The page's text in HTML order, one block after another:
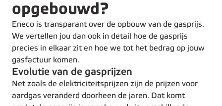
opgebouwd?
Eneco is transparant over de opbouw van de gasprijs.
We vertellen jou dan ook in detail hoe de gasprijs
precies in elkaar zit en hoe we tot het bedrag op jouw
gasfactuur komen.
Evolutie van de gasprijzen
Net zoals de elektriciteitsprijzen zijn de prijzen voor
aardgas veranderd doorheen de jaren. Dat komt